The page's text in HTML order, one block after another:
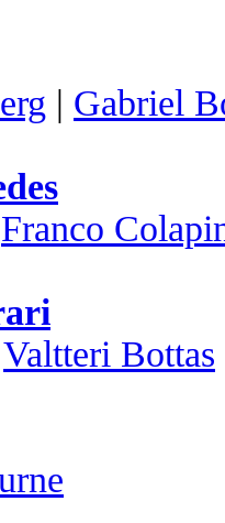
| Gabriel
Franco
Valtteri Bottas